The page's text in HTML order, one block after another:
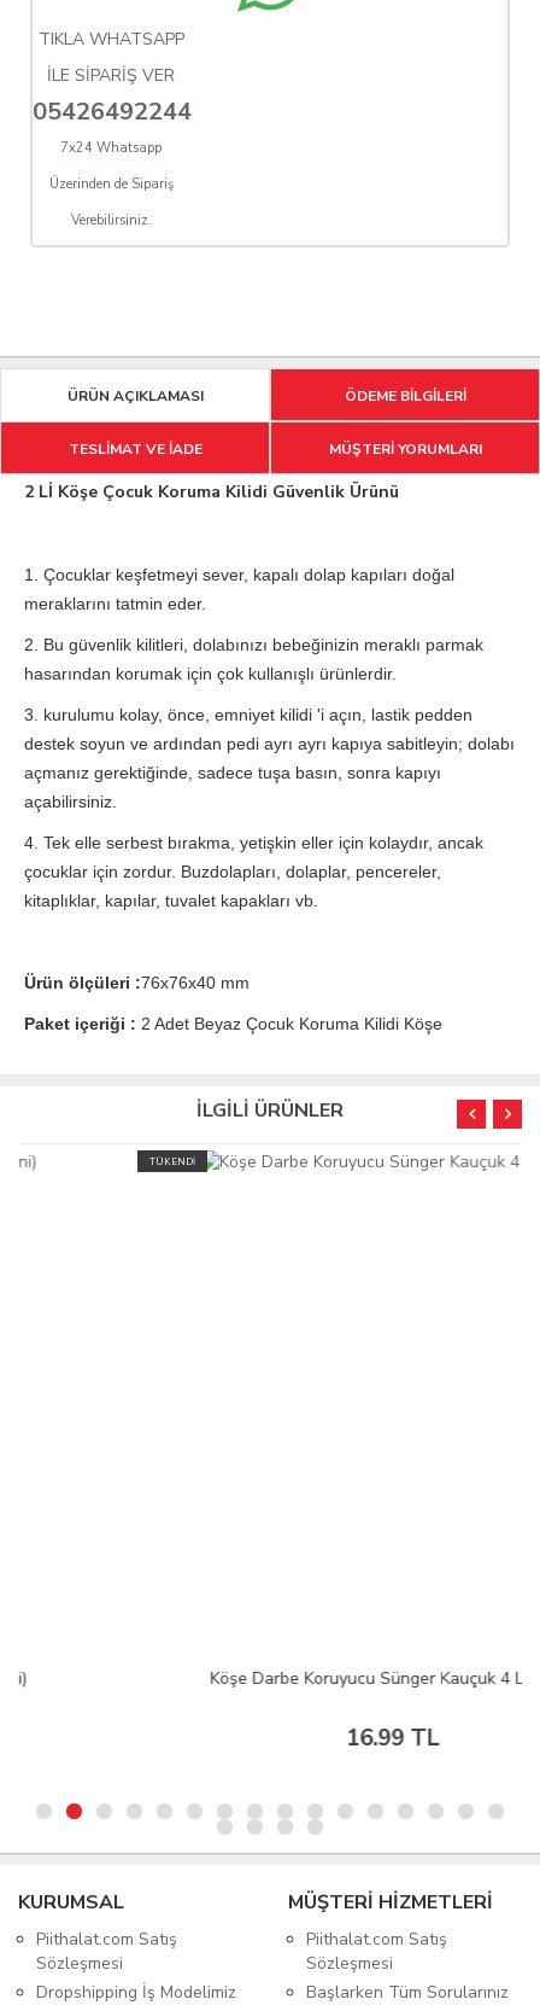
TIKLA WHATSAPP
İLE SİPARİŞ VER
05426492244
7x24 Whatsapp
Üzerinden de Sipariş
Verebilirsiniz.
ÜRÜN AÇIKLAMASI ÖDEME BİLGİLERİ
TESLİMAT VE İADE MÜŞTERİ YORUMLARI
2 Lİ Köşe Çocuk Koruma Kilidi Güvenlik Ürünü
1. Çocuklar keşfetmeyi sever, kapalı dolap kapıları doğal
meraklarını tatmin eder.
2. Bu güvenlik kilitleri, dolabınızı bebeğinizin meraklı parmak
hasarından korumak için çok kullanışlı ürünlerdir.
3. kurulumu kolay, önce, emniyet kilidi 'i açın, lastik pedden
destek soyun ve ardından pedi ayrı ayrı kapıya sabitleyin; dolabı
açmanız gerektiğinde, sadece tuşa basın, sonra kapıyı
açabilirsiniz.
4. Tek elle serbest bırakma, yetişkin eller için kolaydır, ancak
çocuklar için zordur. Buzdolapları, dolaplar, pencereler,
kitaplıklar, kapılar, tuvalet kapakları vb.
Ürün ölçüleri :76x76x40 mm
Paket içeriği : 2 Adet Beyaz Çocuk Koruma Kilidi Köşe
İLGİLİ ÜRÜNLER
TÜKENDİ
Köşe Darbe Koruyucu Sünger Kauçuk 4 Lü Set
KURUMSAL
Piithalat.com Satış
Sözleşmesi
Dropshipping İş Modelimiz
MÜŞTERİ HİZMETLERİ
Piithalat.com Satış
Sözleşmesi
Başlarken Tüm Sorularınız